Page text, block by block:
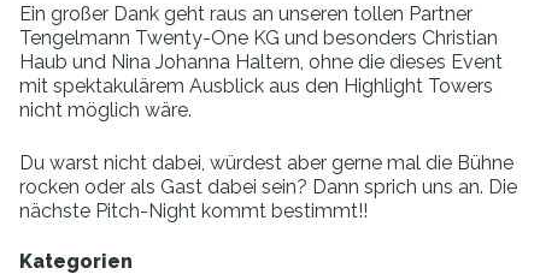
Ein großer Dank geht raus an unseren tollen Partner
Tengelmann Twenty-One KG und besonders Christian
Haub und Nina Johanna Haltern, ohne die dieses Event
mit spektakulärem Ausblick aus den Highlight Towers
nicht möglich wäre.
Du warst nicht dabei, würdest aber gerne mal die Bühne
rocken oder als Gast dabei sein? Dann sprich uns an. Die
nächste Pitch-Night kommt bestimmt!!
Kategorien